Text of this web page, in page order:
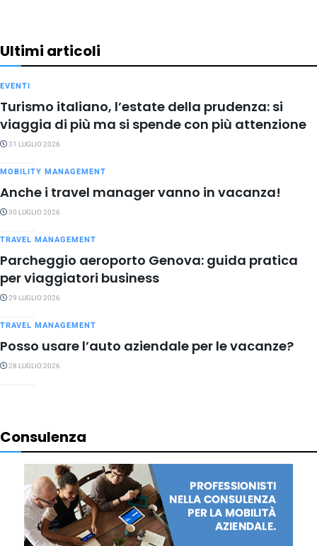
Ultimi articoli
EVENTI
Turismo italiano, l’estate della prudenza: si
viaggia di più ma si spende con più attenzione
31 LUGLIO 2026
MOBILITY MANAGEMENT
Anche i travel manager vanno in vacanza!
30 LUGLIO 2026
TRAVEL MANAGEMENT
Parcheggio aeroporto Genova: guida pratica
per viaggiatori business
29 LUGLIO 2026
TRAVEL MANAGEMENT
Posso usare l’auto aziendale per le vacanze?
28 LUGLIO 2026
Consulenza